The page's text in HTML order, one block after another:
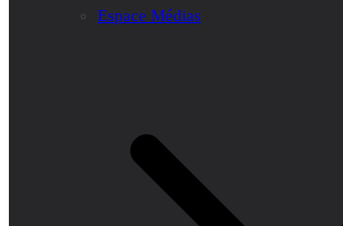
Espace Médias